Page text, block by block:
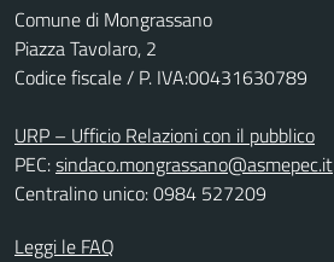
Comune di Mongrassano
Piazza Tavolaro, 2
Codice fiscale / P. IVA:00431630789
URP – Ufficio Relazioni con il pubblico
PEC:sindaco.mongrassano@asmepec.it
Centralino unico: 0984 527209
Leggi le FAQ